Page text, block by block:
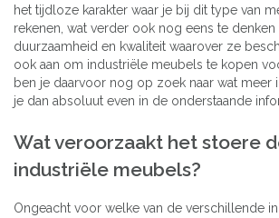
het tijdloze karakter waar je bij dit type van
rekenen, wat verder ook nog eens te
duurzaamheid en kwaliteit waarover ze
ook aan om industriële meubels te kopen
ben je daarvoor nog op zoek naar wat meer
je dan absoluut even in de onderstaande
Wat veroorzaakt het stoere
industriële meubels?
Ongeacht voor welke van de verschillende